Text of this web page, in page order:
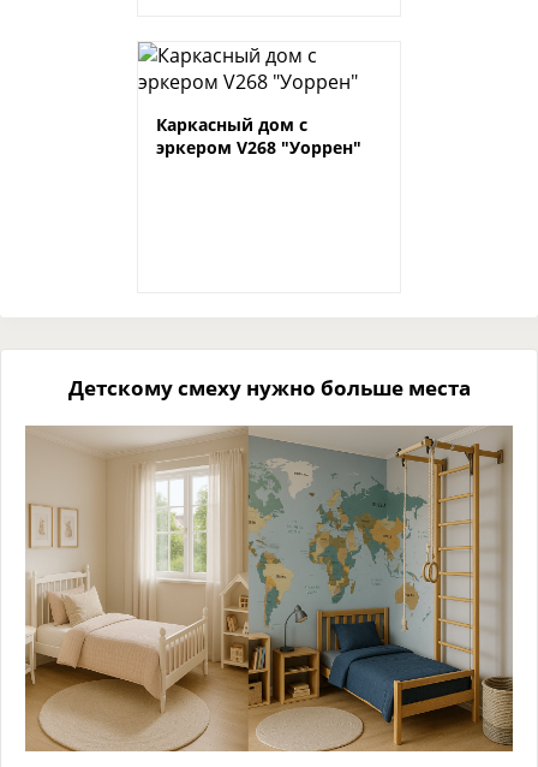
Каркасный дом с
эркером V268 "Уоррен"
Детскому смеху нужно больше места